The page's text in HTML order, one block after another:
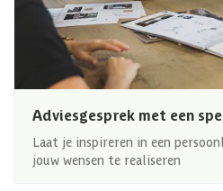
Adviesgesprek met een
Laat je inspireren in een
jouw wensen te realiseren